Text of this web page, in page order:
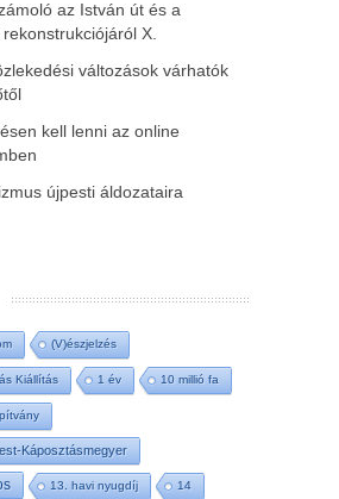
az István út és a
X.
változások várhatók
kell lenni az online
újpesti áldozataira
(V)észjelzés
Kiállítás 1 év 10 millió fa
Káposztásmegyer
13. havi nyugdíj 14